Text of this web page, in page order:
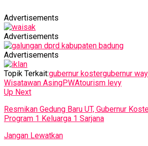
Advertisements
Advertisements
Advertisements
Topik Terkait:gubernur kostergubernur
Wisatawan AsingPWAtourism levy
Up Next
Resmikan Gedung Baru UT, Gubernur
Program 1 Keluarga 1 Sarjana
Jangan Lewatkan